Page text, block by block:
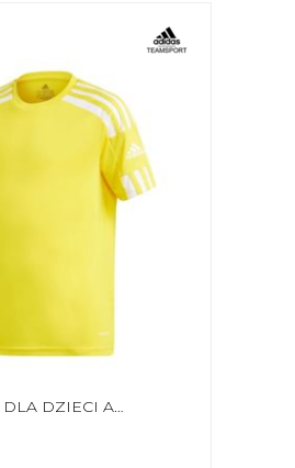
KOSZULKA DLA DZIECI ADIDAS SQUADRA 21 JERSEY YOUTH ŻÓŁTA GN5744